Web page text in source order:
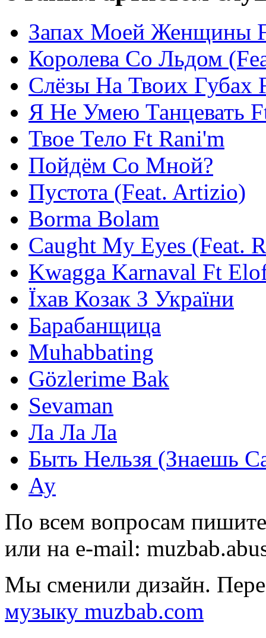
Запах Моей Женщины
Королева Со Льдом
Слёзы На Твоих Губах
Я Не Умею Танцевать
Твое Тело Ft Rani'm
Пойдём Со Мной?
Пустота (Feat. Artizio)
Borma Bolam
Caught My Eyes (Feat.
Kwagga Karnaval Ft
Їхав Козак З України
Барабанщица
Muhabbating
Gözlerime Bak
Sevaman
Ла Ла Ла
Быть Нельзя (Знаешь
Ау
По всем вопросам
или на e-mail:
Мы сменили дизайн.
музыку muzbab.com